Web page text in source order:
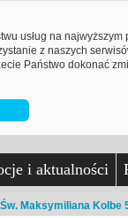
usług na
z naszych
Państwo dokonać
i aktualności
Maksymiliana Kolbe